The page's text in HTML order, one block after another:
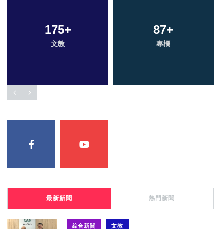
175+
文教
87+
專欄
26+
科技新知
最新新聞 熱門新聞
綜合新聞 文教